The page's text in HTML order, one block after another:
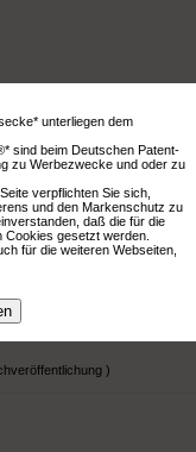
)
unterliegen dem
sind beim Deutschen Patent-
zu Werbezwecke und oder zu
verpflichten Sie sich,
und den Markenschutz zu
daß die für die
gesetzt werden.
für die weiteren Webseiten,